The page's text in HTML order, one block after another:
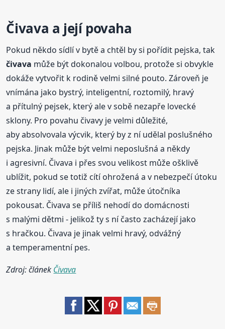
Čivava a její povaha
Pokud někdo sídlí v bytě a chtěl by si pořídit pejska, tak
čivava může být dokonalou volbou, protože si obvykle
dokáže vytvořit k rodině velmi silné pouto. Zároveň je
vnímána jako bystrý, inteligentní, roztomilý, hravý
a přítulný pejsek, který ale v sobě nezapře lovecké
sklony. Pro povahu čivavy je velmi důležité,
aby absolvovala výcvik, který by z ní udělal poslušného
pejska. Jinak může být velmi neposlušná a někdy
i agresivní. Čivava i přes svou velikost může ošklivě
ublížit, pokud se totiž cítí ohrožená a v nebezpečí útoku
ze strany lidí, ale i jiných zvířat, může útočníka
pokousat. Čivava se příliš nehodí do domácnosti
s malými dětmi - jelikož ty s ní často zacházejí jako
s hračkou. Čivava je jinak velmi hravý, odvážný
a temperamentní pes.
Zdroj: článek Čivava